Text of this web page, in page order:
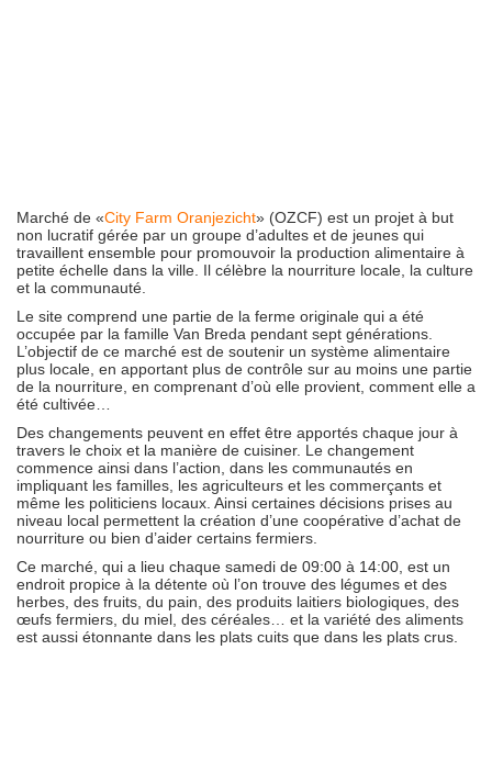
Marché de «City Farm Oranjezicht» (OZCF) est un projet à but
non lucratif gérée par un groupe d’adultes et de jeunes qui
travaillent ensemble pour promouvoir la production alimentaire à
petite échelle dans la ville. Il célèbre la nourriture locale, la culture
et la communauté.
Le site comprend une partie de la ferme originale qui a été
occupée par la famille Van Breda pendant sept générations.
L’objectif de ce marché est de soutenir un système alimentaire
plus locale, en apportant plus de contrôle sur au moins une partie
de la nourriture, en comprenant d’où elle provient, comment elle a
été cultivée…
Des changements peuvent en effet être apportés chaque jour à
travers le choix et la manière de cuisiner. Le changement
commence ainsi dans l’action, dans les communautés en
impliquant les familles, les agriculteurs et les commerçants et
même les politiciens locaux. Ainsi certaines décisions prises au
niveau local permettent la création d’une coopérative d’achat de
nourriture ou bien d’aider certains fermiers.
Ce marché, qui a lieu chaque samedi de 09:00 à 14:00, est un
endroit propice à la détente où l’on trouve des légumes et des
herbes, des fruits, du pain, des produits laitiers biologiques, des
œufs fermiers, du miel, des céréales… et la variété des aliments
est aussi étonnante dans les plats cuits que dans les plats crus.